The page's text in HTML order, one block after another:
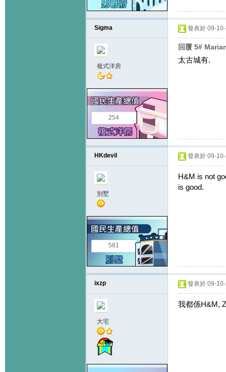
Sigma
複式洋房
254
發表於 09-
回覆 5#
太古城有.
HKdevil
別墅
581
發表於 09-
H&M is not
is good.
ixzp
大宅
發表於 09-
我都係H&M,